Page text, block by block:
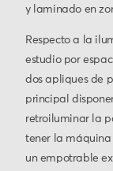
y laminado en
Respecto a la
estudio por
dos apliques de
principal
retroiluminar la
tener la máquina
un empotrable